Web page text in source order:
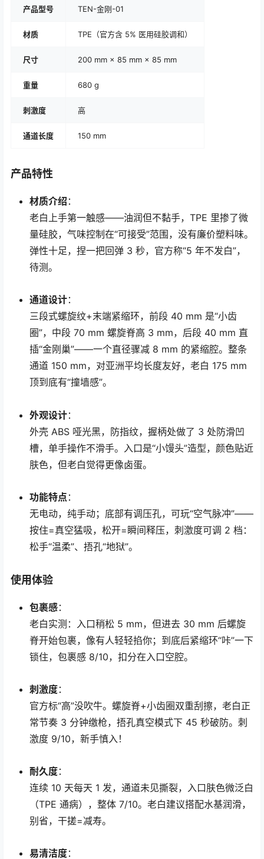
产品型号 TEN-金刚-01
材质 TPE（官方含 5% 医用硅胶调和）
尺寸 200 mm × 85 mm × 85 mm
重量 680 g
刺激度 高
通道长度 150 mm
产品特性
材质介绍 ：
老白上手第一触感——油润但不黏手，TPE 里掺了微
量硅胶，气味控制在“可接受”范围，没有廉价塑料味。
弹性十足，捏一把回弹 3 秒，官方称“5 年不发白”，
待测。
通道设计：
三段式螺旋纹+末端紧缩环，前段 40 mm 是“小齿
圈”，中段 70 mm 螺旋脊高 3 mm，后段 40 mm 直
插“金刚巢”——一个直径骤减 8 mm 的紧缩腔。整条
通道 150 mm，对亚洲平均长度友好，老白 175 mm
顶到底有“撞墙感”。
外观设计：
外壳 ABS 哑光黑，防指纹，握柄处做了 3 处防滑凹
槽，单手操作不滑手。入口是“小馒头”造型，颜色贴近
肤色，但老白觉得更像卤蛋。
功能特点 ：
无电动，纯手动；底部有调压孔，可玩“空气脉冲”——
按住=真空猛吸，松开=瞬间释压，刺激度可调 2 档：
松手“温柔”、捂孔“地狱”。
使用体验
包裹感：
老白实测：入口稍松 5 mm，但进去 30 mm 后螺旋
脊开始包裹，像有人轻轻掐你；到底后紧缩环“咔”一下
锁住，包裹感 8/10，扣分在入口空腔。
刺激度：
官方标“高”没吹牛。螺旋脊+小齿圈双重刮擦，老白正
常节奏 3 分钟缴枪，捂孔真空模式下 45 秒破防。刺
激度 9/10，新手慎入！
耐久度：
连续 10 天每天 1 发，通道未见撕裂，入口肤色微泛白
（TPE 通病），整体 7/10。老白建议搭配水基润滑，
别省，干搓=减寿。
易清洁度：